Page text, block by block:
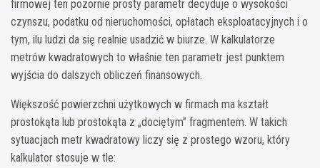
firmowej ten pozornie prosty parametr decyduje o wysokości
czynszu, podatku od nieruchomości, opłatach eksploatacyjnych i o
tym, ilu ludzi da się realnie usadzić w biurze. W kalkulatorze
metrów kwadratowych to właśnie ten parametr jest punktem
wyjścia do dalszych obliczeń finansowych.
Większość powierzchni użytkowych w firmach ma kształt
prostokąta lub prostokąta z „dociętym” fragmentem. W takich
sytuacjach metr kwadratowy liczy się z prostego wzoru, który
kalkulator stosuje w tle: